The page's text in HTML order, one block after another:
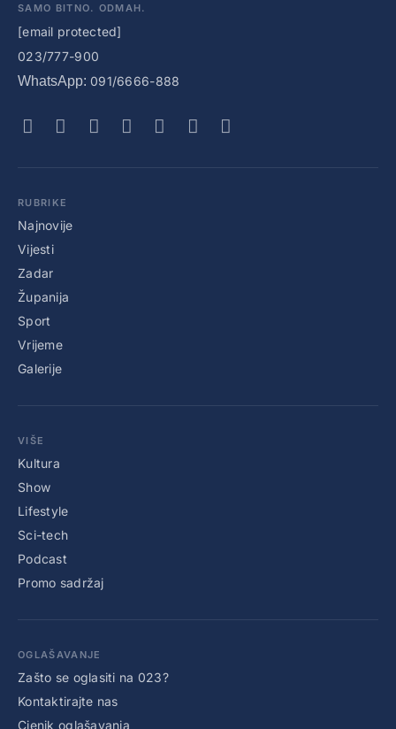
SAMO BITNO. ODMAH.
[email protected]
023/777-900
WhatsApp: 091/6666-888
RUBRIKE
Najnovije
Vijesti
Zadar
Županija
Sport
Vrijeme
Galerije
VIŠE
Kultura
Show
Lifestyle
Sci-tech
Podcast
Promo sadržaj
OGLAŠAVANJE
Zašto se oglasiti na 023?
Kontaktirajte nas
Cjenik oglašavanja